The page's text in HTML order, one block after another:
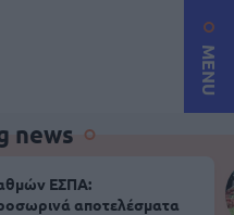
MENU
news
ΕΣΠΑ:
αποτελέσματα